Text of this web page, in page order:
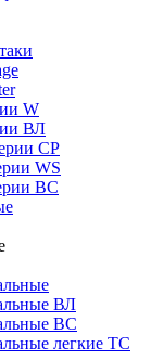
W
ВЛ
СР
WS
ВС
ВЛ
ВС
легкие ТС